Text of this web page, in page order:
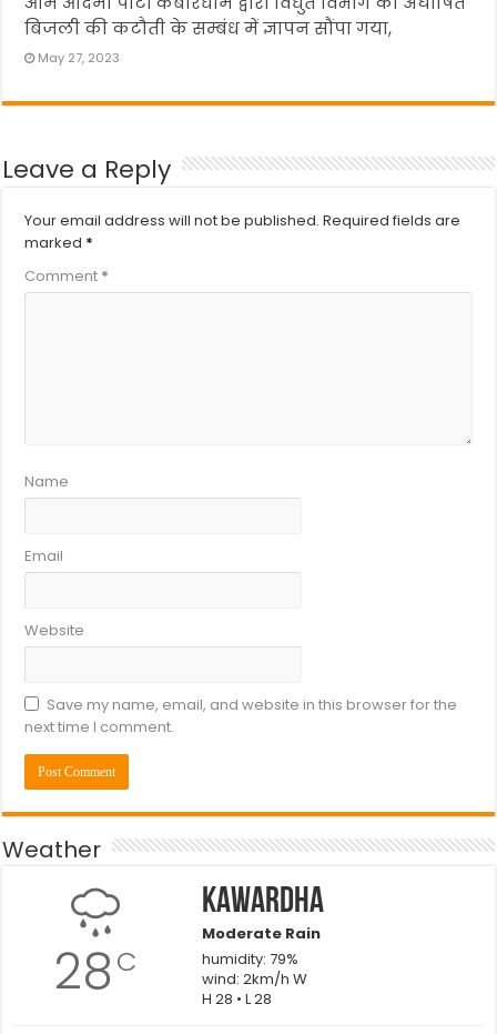
बिजली की कटौती के सम्बंध में ज्ञापन सौंपा गया,
May 27, 2023
Leave a Reply
Your email address will not be published. Required fields are
marked *
Comment *
Name
Email
Website
Save my name, email, and website in this browser for the
next time I comment.
Weather
28 C
Kawardha
Moderate Rain
humidity: 79%
wind: 2km/h W
H 28 • L 28